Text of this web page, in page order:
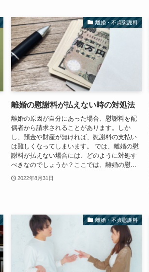
離婚・不貞慰謝料
離婚の慰謝料が払えない時の対処法
離婚の原因が自分にあった場合、慰謝料を配
偶者から請求されることがあります。しか
し、預金や財産が無ければ、慰謝料の支払い
は難しくなってしまいます。 では、離婚の慰
謝料が払えない場合には、どのように対処す
べきなのでしょうか？ここでは、離婚の慰...
2022年8月31日
離婚・不貞慰謝料